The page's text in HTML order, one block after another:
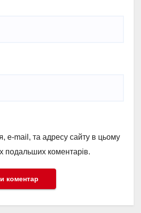
e-mail, та адресу сайту в цьому
подальших коментарів.